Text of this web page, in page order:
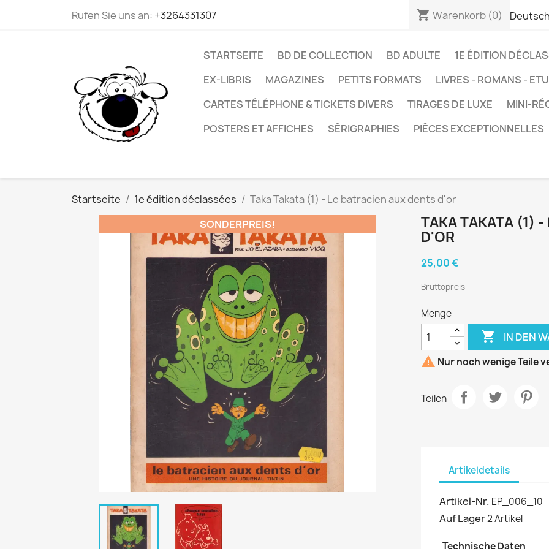
Rufen Sie uns an: +3264331307 shopping_cart Warenkorb (0) Deutsch
STARTSEITE BD DE COLLECTION BD ADULTE 1E ÉDITION
EX-LIBRIS
MAGAZINES PETITS FORMATS LIVRES - ROMANS -
CARTES TÉLÉPHONE & TICKETS DIVERS
TIRAGES DE LUXE
MINI-
POSTERS ET AFFICHES
SÉRIGRAPHIES PIÈCES EXCEPTIONNELLES
Startseite 1e édition déclassées
Taka Takata (1) - Le batracien aux dents d'or
SONDERPREIS!
TAKA TAKATA (1) -
D'OR
25,00 €
Bruttopreis
Menge
 IN DEN
 Nur noch wenige Teile
Teilen
Artikeldetails
Artikel-Nr. EP_006_10
Auf Lager2 Artikel
Technische Daten